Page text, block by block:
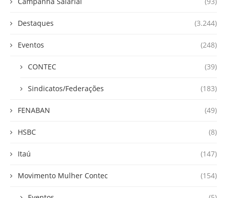
Destaques (3.244)
Eventos (248)
CONTEC (39)
Sindicatos/Federações (183)
FENABAN (49)
HSBC (8)
Itaú (147)
Movimento Mulher Contec (154)